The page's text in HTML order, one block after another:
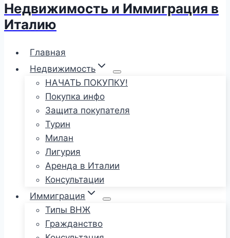
Недвижимость и Иммиграция в
Италию
Главная
Недвижимость
НАЧАТЬ ПОКУПКУ!
Покупка инфо
Защита покупателя
Турин
Милан
Лигурия
Аренда в Италии
Консультации
Иммиграция
Типы ВНЖ
Гражданство